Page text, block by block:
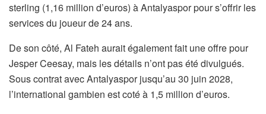
sterling (1,16 million d’euros) à Antalyaspor pour s’offrir les
services du joueur de 24 ans.
De son côté, Al Fateh aurait également fait une offre pour
Jesper Ceesay, mais les détails n’ont pas été divulgués.
Sous contrat avec Antalyaspor jusqu’au 30 juin 2028,
l’international gambien est coté à 1,5 million d’euros.